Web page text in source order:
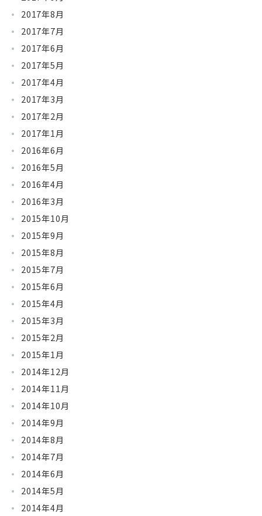
2017年8月
2017年7月
2017年6月
2017年5月
2017年4月
2017年3月
2017年2月
2017年1月
2016年6月
2016年5月
2016年4月
2016年3月
2015年10月
2015年9月
2015年8月
2015年7月
2015年6月
2015年4月
2015年3月
2015年2月
2015年1月
2014年12月
2014年11月
2014年10月
2014年9月
2014年8月
2014年7月
2014年6月
2014年5月
2014年4月